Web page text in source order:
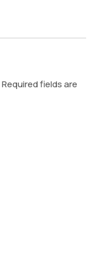
Required fields are